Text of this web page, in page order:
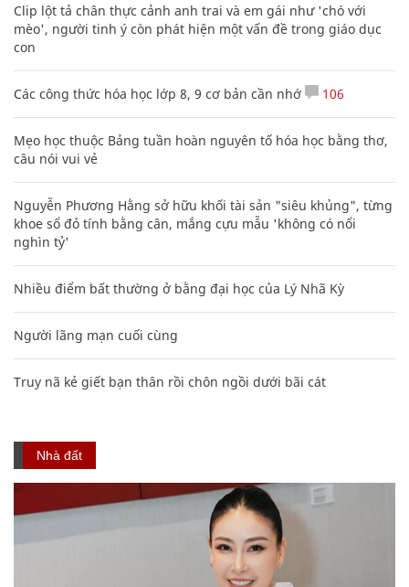
Clip lột tả chân thực cảnh anh trai và em gái như 'chó với
mèo', người tinh ý còn phát hiện một vấn đề trong giáo dục
con
Các công thức hóa học lớp 8, 9 cơ bản cần nhớ 106
Mẹo học thuộc Bảng tuần hoàn nguyên tố hóa học bằng thơ,
câu nói vui vẻ
Nguyễn Phương Hằng sở hữu khối tài sản "siêu khủng", từng
khoe sổ đỏ tính bằng cân, mắng cựu mẫu 'không có nổi
nghìn tỷ'
Nhiều điểm bất thường ở bằng đại học của Lý Nhã Kỳ
Người lãng mạn cuối cùng
Truy nã kẻ giết bạn thân rồi chôn ngồi dưới bãi cát
Nhà đất